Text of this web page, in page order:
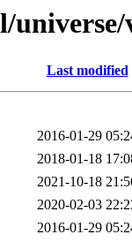
Last modified
2016-01-29
2018-01-18
2021-10-18
2020-02-03
2016-01-29